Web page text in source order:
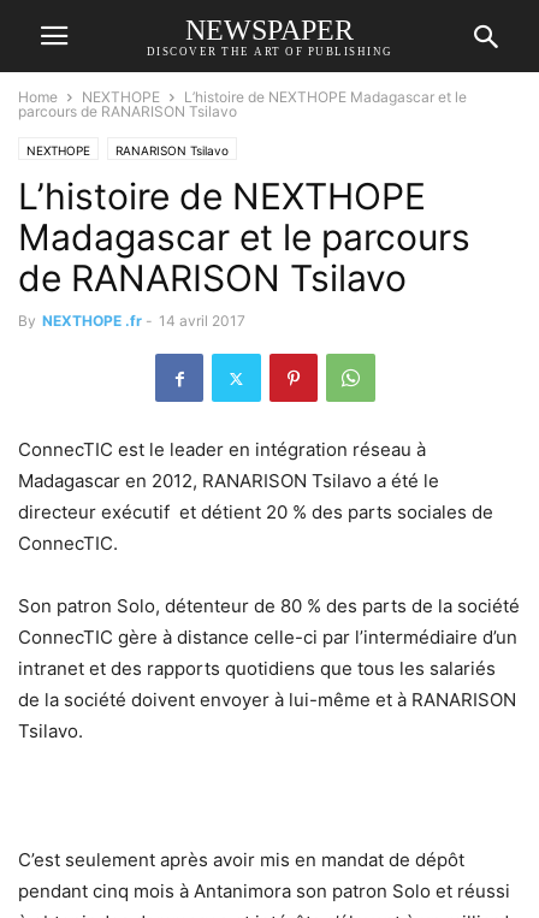
NEWSPAPER
DISCOVER THE ART OF PUBLISHING
Home NEXTHOPE
L’histoire de NEXTHOPE Madagascar et le
parcours de RANARISON Tsilavo
NEXTHOPE RANARISON Tsilavo
L’histoire de NEXTHOPE
Madagascar et le parcours
de RANARISON Tsilavo
By NEXTHOPE .fr - 14 avril 2017
ConnecTIC est le leader en intégration réseau à
Madagascar en 2012, RANARISON Tsilavo a été le
directeur exécutif et détient 20 % des parts sociales de
ConnecTIC.
Son patron Solo, détenteur de 80 % des parts de la société
ConnecTIC gère à distance celle-ci par l’intermédiaire d’un
intranet et des rapports quotidiens que tous les salariés
de la société doivent envoyer à lui-même et à RANARISON
Tsilavo.
C’est seulement après avoir mis en mandat de dépôt
pendant cinq mois à Antanimora son patron Solo et réussi